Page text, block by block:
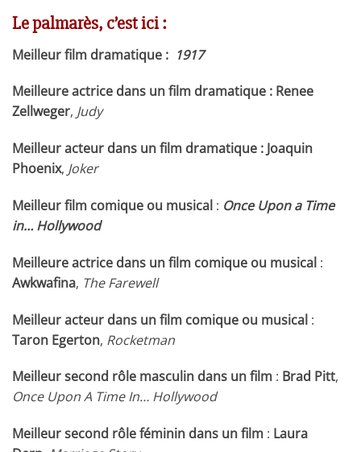
Le palmarès, c’est ici :
Meilleur film dramatique : 1917
Meilleure actrice dans un film dramatique : Renee
Zellweger, Judy
Meilleur acteur dans un film dramatique : Joaquin
Phoenix, Joker
Meilleur film comique ou musical : Once Upon a Time
in… Hollywood
Meilleure actrice dans un film comique ou musical :
Awkwafina, The Farewell
Meilleur acteur dans un film comique ou musical :
Taron Egerton, Rocketman
Meilleur second rôle masculin dans un film : Brad Pitt,
Once Upon A Time In… Hollywood
Meilleur second rôle féminin dans un film : Laura